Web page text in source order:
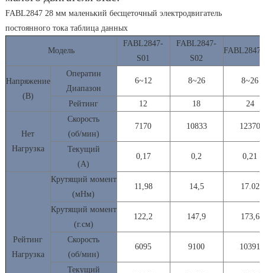
FABL2847 28 мм маленький бесщеточный электродвигатель
постоянного тока таблица данных
Модель
FABL2847-
S01
FABL2847-
S02
FABL2847-
Напряжение
(В)
Оператин
Диапазон
6~12 8~26 8~26
Рейтинг 12 18 24
Нет
Нагрузка
Скорость
(об/мин)
7170 10833 12370
Текущий
(А)
0,17 0,2 0,21
Рейтинг
Нагрузка
Крутящий момент
(мНм)
11,98 14,5 17.02
Крутящий момент
(г.см)
122,2 147,9 173,6
Скорость
(об/мин)
6095 9100 10391
Текущий